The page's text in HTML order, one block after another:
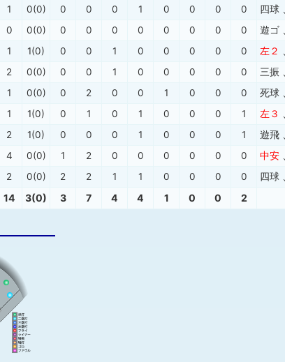
1 0(0) 0 0 0 1 0 0 0 0 四球
0 0(0) 0 0 0 0 0 0 0 0 遊ゴ
1 1(0) 0 0 1 0 0 0 0 0 左２
2 0(0) 0 0 1 0 0 0 0 0 三振
1 0(0) 0 2 0 0 1 0 0 0 死球
1 1(0) 0 1 0 1 0 0 0 1 左３
2 1(0) 0 0 0 1 0 0 0 1 遊飛
4 0(0) 1 2 0 0 0 0 0 0 中安
2 0(0) 2 2 1 1 0 0 0 0 四球
14 3(0) 3 7 4 4 1 0 0 2